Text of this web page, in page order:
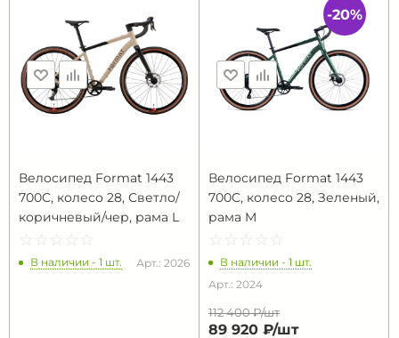
Велосипед Format 1443
700C, колесо 28, Светло/
коричневый/чер, рама L
☆ ☆ ☆ ☆ ☆
★ ★ ★ ★ ★
В наличии - 1 шт. Арт.: 2026
Велосипед Format 1443
700C, колесо 28, Зеленый,
рама M
☆ ☆ ☆ ☆ ☆
★ ★ ★ ★ ★
В наличии - 1 шт.
Арт.: 2024
112 400 ₽/шт
89 920 ₽/шт
-20%